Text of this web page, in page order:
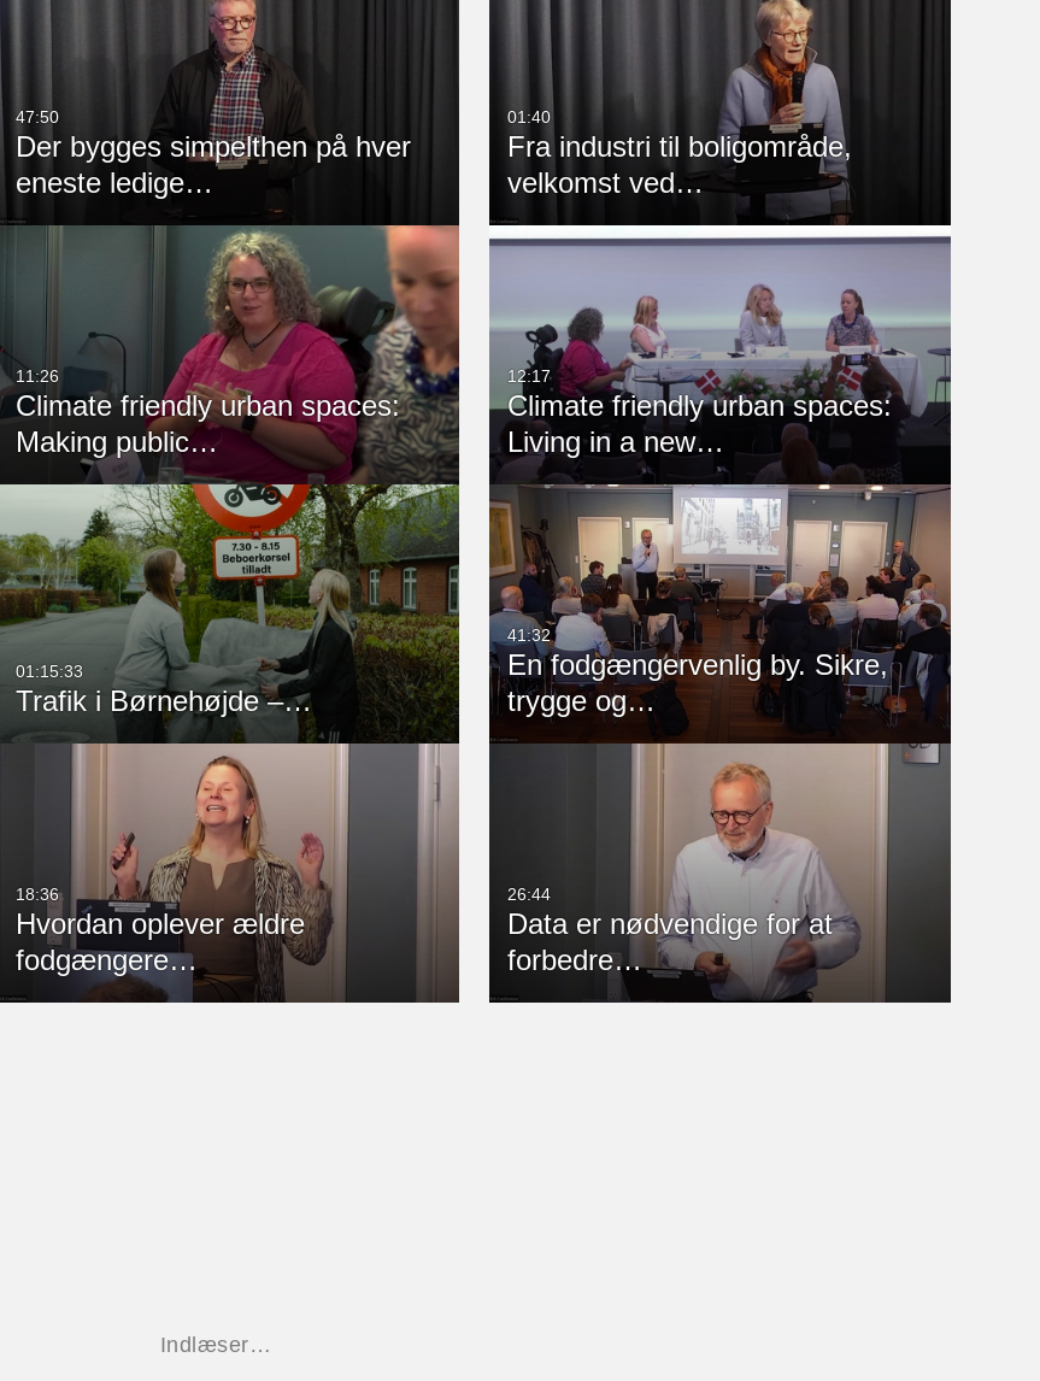
Byggeteknisk Gruppe
IDA Østjylland
CrossCulturalCommunity
IDA Nord
Dansk Betonforening
Elektroteknisk Gruppe
IDA Østjylland
47:50
Der bygges simpelthen på hver
eneste ledige…
01:40
Fra industri til boligområde,
velkomst ved…
11:26
Climate friendly urban spaces:
Making public…
12:17
Climate friendly urban spaces:
Living in a new…
01:15:33
Trafik i Børnehøjde –…
41:32
En fodgængervenlig by. Sikre,
trygge og…
18:36
Hvordan oplever ældre
fodgængere…
26:44
Data er nødvendige for at
forbedre…
Indlæser…